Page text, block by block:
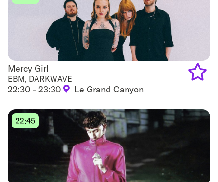
Mercy Girl
Mercy Girl
EBM, DARKWAVE
22:30 - 23:30 Le Grand Canyon
to
22:45